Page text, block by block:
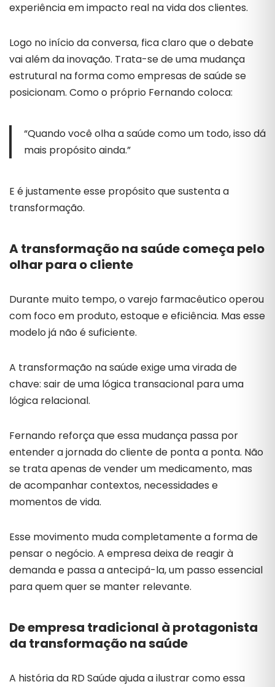
experiência em impacto real na vida dos clientes.
Logo no início da conversa, fica claro que o debate
vai além da inovação. Trata-se de uma mudança
estrutural na forma como empresas de saúde se
posicionam. Como o próprio Fernando coloca:
“Quando você olha a saúde como um todo, isso dá
mais propósito ainda.”
E é justamente esse propósito que sustenta a
transformação.
A transformação na saúde começa pelo
olhar para o cliente
Durante muito tempo, o varejo farmacêutico operou
com foco em produto, estoque e eficiência. Mas esse
modelo já não é suficiente.
A transformação na saúde exige uma virada de
chave: sair de uma lógica transacional para uma
lógica relacional.
Fernando reforça que essa mudança passa por
entender a jornada do cliente de ponta a ponta. Não
se trata apenas de vender um medicamento, mas
de acompanhar contextos, necessidades e
momentos de vida.
Esse movimento muda completamente a forma de
pensar o negócio. A empresa deixa de reagir à
demanda e passa a antecipá-la, um passo essencial
para quem quer se manter relevante.
De empresa tradicional à protagonista
da transformação na saúde
A história da RD Saúde ajuda a ilustrar como essa